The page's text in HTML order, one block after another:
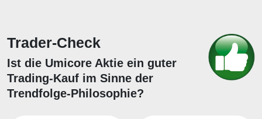
Trader-Check
Ist die Umicore Aktie ein guter
Trading-Kauf im Sinne der
Trendfolge-Philosophie?